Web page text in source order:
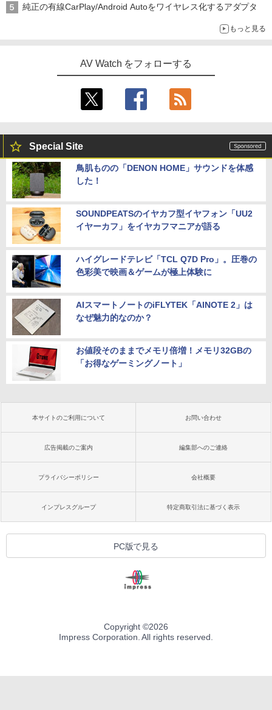
純正の有線CarPlay/Android Autoをワイヤレス化するアダプタ
もっと見る
AV Watch をフォローする
Special Site
鳥肌ものの「DENON HOME」サウンドを体感
した！
SOUNDPEATSのイヤカフ型イヤフォン「UU2
イヤーカフ」をイヤカフマニアが語る
ハイグレードテレビ「TCL Q7D Pro」。圧巻の
色彩美で映画＆ゲームが極上体験に
AIスマートノートのiFLYTEK「AINOTE 2」は
なぜ魅力的なのか？
お値段そのままでメモリ倍増！メモリ32GBの
「お得なゲーミングノート」
本サイトのご利用について お問い合わせ
広告掲載のご案内 編集部へのご連絡
プライバシーポリシー 会社概要
インプレスグループ 特定商取引法に基づく表示
PC版で見る
Copyright ©2026
Impress Corporation. All rights reserved.